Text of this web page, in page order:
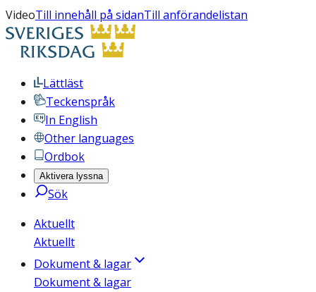
VideoTill innehåll på sidanTill anförandelistan
Lättläst
Teckenspråk
In English
Other languages
Ordbok
Aktivera lyssna
Sök
Aktuellt
Aktuellt
Dokument & lagar
Dokument & lagar